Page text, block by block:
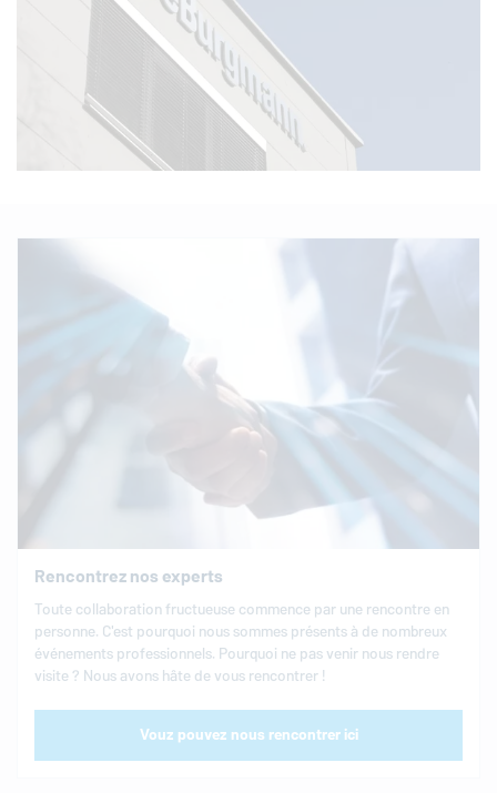
Rencontrez nos experts
Toute collaboration fructueuse commence par une rencontre en
personne. C'est pourquoi nous sommes présents à de nombreux
événements professionnels. Pourquoi ne pas venir nous rendre
visite ? Nous avons hâte de vous rencontrer !
Vouz pouvez nous rencontrer ici